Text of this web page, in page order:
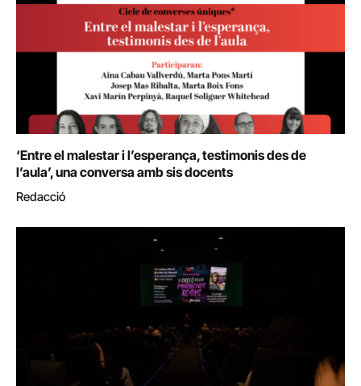
‘Entre el malestar i l’esperança, testimonis des de
l’aula’, una conversa amb sis docents
Redacció